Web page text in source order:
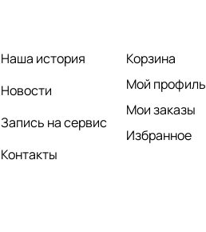
Наша история
Новости
Запись на сервис
Контакты
Корзина
Мой профиль
Мои заказы
Избранное